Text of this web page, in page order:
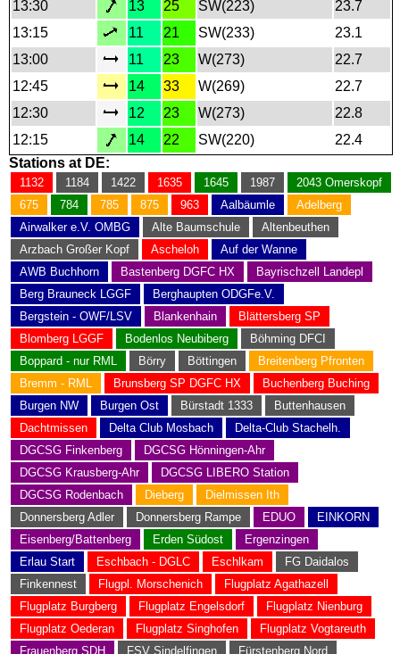
13:30
13 25 SW(223)
23.7
13:15
11 21 SW(233)
23.1
13:00
11 23 W(273)
22.7
12:45
14 33 W(269)
22.7
12:30
12 23 W(273)
22.8
12:15
14 22 SW(220)
22.4
Stations at DE:
1132 1184 1422 1635 1645 1987
2043 Omerskopf
675
784 785 875 963 Aalbäumle
Adelberg
Airwalker e.V. OMBG
Alte Baumschule
Altenbeuthen
Arzbach Großer Kopf
Ascheloh
Auf der Wanne
AWB Buchhorn
Bastenberg DGFC HX
Bayrischzell Landepl
Berg Brauneck LGGF
Berghaupten ODGFe.V.
Bergstein - OWF/LSV
Blankenhain
Blättersberg SP
Blomberg LGGF
Bodenlos Neubiberg
Böhming DFCI
Boppard - nur RML
Börry Böttingen
Breitenberg Pfronten
Bremm - RML
Brunsberg SP DGFC HX
Buchenberg Buching
Burgen NW
Burgen Ost Bürstadt 1333
Buttenhausen
Dachtmissen
Delta Club Mosbach
Delta-Club Stachelh.
DGCSG Finkenberg
DGCSG Hönningen-Ahr
DGCSG Krausberg-Ahr
DGCSG LIBERO Station
DGCSG Rodenbach
Dieberg
Dielmissen Ith
Donnersberg Adler
Donnersberg Rampe EDUO
EINKORN
Eisenberg/Battenberg
Erden Südost
Ergenzingen
Erlau Start
Eschbach - DGLC Eschlkam
FG Daidalos
Finkennest
Flugpl. Morschenich
Flugplatz Agathazell
Flugplatz Burgberg
Flugplatz Engelsdorf
Flugplatz Nienburg
Flugplatz Oederan
Flugplatz Singhofen
Flugplatz Vogtareuth
Frauenberg SDH
FSV Sindelfingen
Fürstenberg Nord